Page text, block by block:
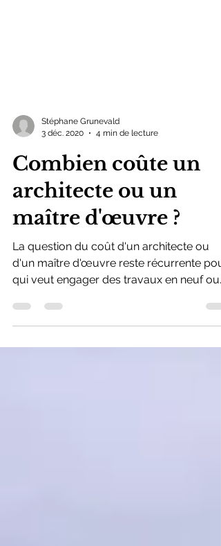
3 déc. 2020
4 min de lecture
Combien coûte un
architecte ou un
maître d'œuvre ?
La question du coût d'un architecte ou
d'un maître d'œuvre reste récurrente
qui veut engager des travaux en neuf ou
en rénovation....